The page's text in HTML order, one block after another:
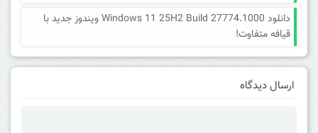
دانلود Windows 11 25H2 Build 27774.1000 ویندوز جدید با
قیافه متفاوت!
ارسال دیدگاه